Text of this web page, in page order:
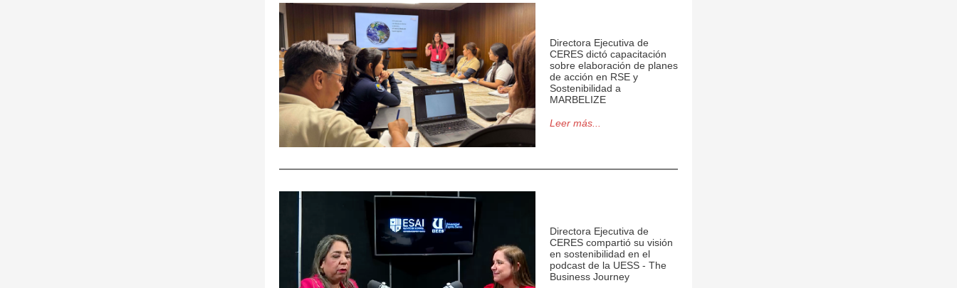
Directora Ejecutiva de
CERES dictó capacitación
sobre elaboración de planes
de acción en RSE y
Sostenibilidad a
MARBELIZE
Leer más...
Directora Ejecutiva de
CERES compartió su visión
en sostenibilidad en el
podcast de la UESS - The
Business Journey